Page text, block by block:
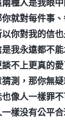
種人是我眼
就對每件事
你對我的信
我永遠都不
不上更真的
測，那你無
像人一樣罪
樣没有公平